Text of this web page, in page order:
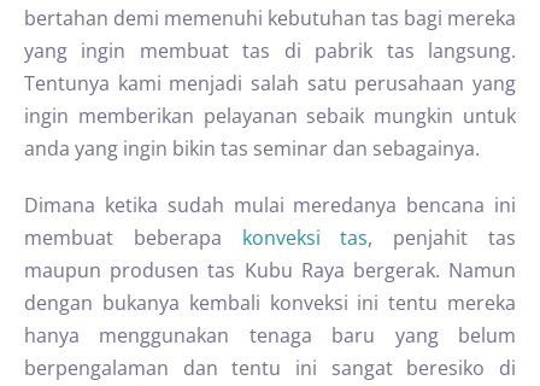
bertahan demi memenuhi kebutuhan tas bagi mereka
yang ingin membuat tas di pabrik tas langsung.
Tentunya kami menjadi salah satu perusahaan yang
ingin memberikan pelayanan sebaik mungkin untuk
anda yang ingin bikin tas seminar dan sebagainya.
Dimana ketika sudah mulai meredanya bencana ini
membuat beberapa konveksi tas, penjahit tas
maupun produsen tas Kubu Raya bergerak. Namun
dengan bukanya kembali konveksi ini tentu mereka
hanya menggunakan tenaga baru yang belum
berpengalaman dan tentu ini sangat beresiko di